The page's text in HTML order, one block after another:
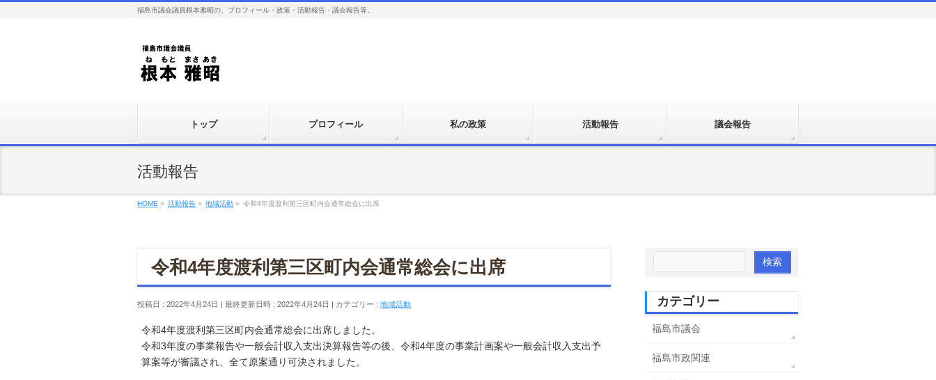
福島市議会議員根本雅昭の、プロフィール・政策・活動報告・議会報告等。
トップ プロフィール 私の政策 活動報告 議会報告
活動報告
HOME » 活動報告 » 地域活動 » 令和4年度渡利第三区町内会通常総会に出席
令和4年度渡利第三区町内会通常総会に出席
投稿日 : 2022年4月24日 最終更新日時 : 2022年4月24日 カテゴリー : 地域活動
令和4年度渡利第三区町内会通常総会に出席しました。
令和3年度の事業報告や一般会計収入支出決算報告等の後、令和4年度の事業計画案や一般会計収入支出予
算案等が審議され、全て原案通り可決されました。
カテゴリー
福島市議会
福島市政関連